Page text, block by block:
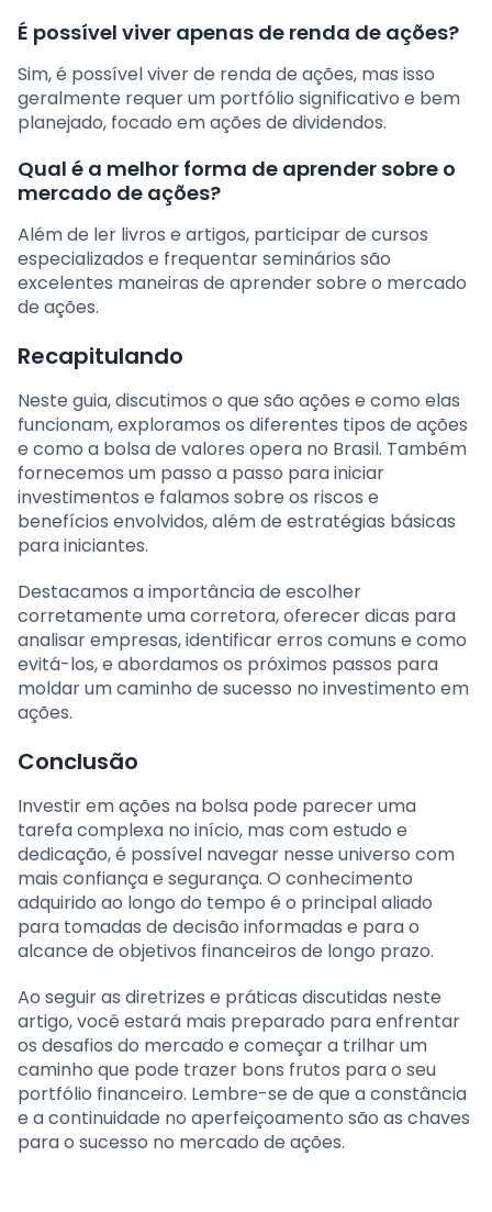
É possível viver apenas de renda de ações?
Sim, é possível viver de renda de ações, mas isso
geralmente requer um portfólio significativo e bem
planejado, focado em ações de dividendos.
Qual é a melhor forma de aprender sobre o
mercado de ações?
Além de ler livros e artigos, participar de cursos
especializados e frequentar seminários são
excelentes maneiras de aprender sobre o mercado
de ações.
Recapitulando
Neste guia, discutimos o que são ações e como elas
funcionam, exploramos os diferentes tipos de ações
e como a bolsa de valores opera no Brasil. Também
fornecemos um passo a passo para iniciar
investimentos e falamos sobre os riscos e
benefícios envolvidos, além de estratégias básicas
para iniciantes.
Destacamos a importância de escolher
corretamente uma corretora, oferecer dicas para
analisar empresas, identificar erros comuns e como
evitá-los, e abordamos os próximos passos para
moldar um caminho de sucesso no investimento em
ações.
Conclusão
Investir em ações na bolsa pode parecer uma
tarefa complexa no início, mas com estudo e
dedicação, é possível navegar nesse universo com
mais confiança e segurança. O conhecimento
adquirido ao longo do tempo é o principal aliado
para tomadas de decisão informadas e para o
alcance de objetivos financeiros de longo prazo.
Ao seguir as diretrizes e práticas discutidas neste
artigo, você estará mais preparado para enfrentar
os desafios do mercado e começar a trilhar um
caminho que pode trazer bons frutos para o seu
portfólio financeiro. Lembre-se de que a constância
e a continuidade no aperfeiçoamento são as chaves
para o sucesso no mercado de ações.